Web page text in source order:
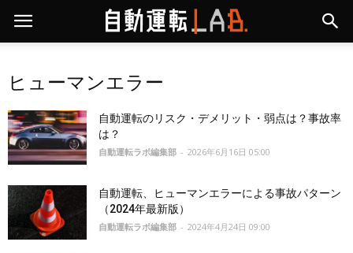
ヒューマンエラー
自動運転のリスク・デメリット・弱点は？事故率
は？
自動運転ラボ編集部 - 2026年6月16日 05:00
自動運転、ヒューマンエラーによる事故パターン
（2024年最新版）
自動運転ラボ編集部 - 2024年4月24日 09:00